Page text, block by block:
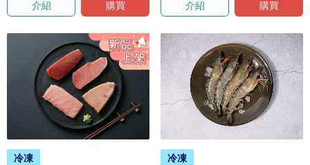
介紹 購買 介紹 購買
冷凍 冷凍